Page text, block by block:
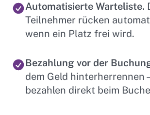
Automatisierte Warteliste.
Teilnehmer rücken
wenn ein Platz frei wird.
Bezahlung vor der
dem Geld hinterherrennen
bezahlen direkt beim